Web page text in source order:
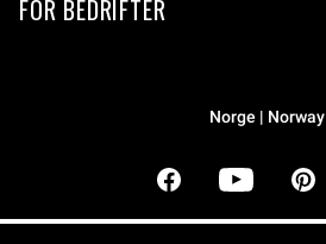
FOR BEDRIFTER
Norge | Norway